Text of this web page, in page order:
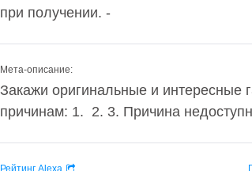
при получении. -
Мета-описание:
Закажи оригинальные и интересные
причинам: 1. 2. 3. Причина
Рейтинг Alexa